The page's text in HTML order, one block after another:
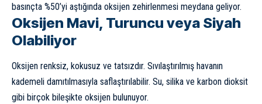
basınçta %50’yi aştığında oksijen zehirlenmesi meydana geliyor.
Oksijen Mavi, Turuncu veya Siyah
Olabiliyor
Oksijen renksiz, kokusuz ve tatsızdır. Sıvılaştırılmış havanın
kademeli damıtılmasıyla saflaştırılabilir. Su, silika ve karbon dioksit
gibi birçok bileşikte oksijen bulunuyor.